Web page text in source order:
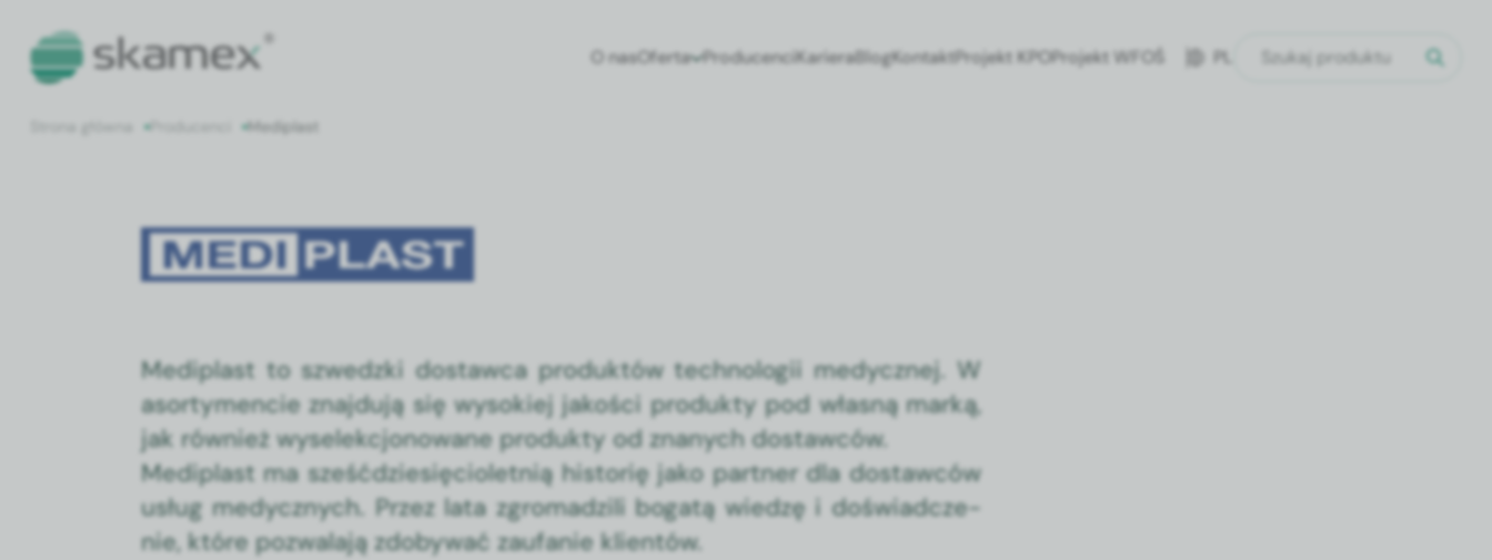
O nasOferta ProducenciKarieraBlogKontaktProjekt KPOProjekt WFOŚ PL
Producenci Mediplast
Mediplast
Mediplast to szwedz­ki dostaw­ca pro­duk­tów tech­nologii medy­cznej. W
asorty­men­cie zna­j­du­ją się wysok­iej jakoś­ci pro­duk­ty pod włas­ną marką,
jak również wyse­lekcjonowane pro­duk­ty od znanych dostaw­ców.
Mediplast ma sześćdziesię­ci­o­let­nią his­torię jako part­ner dla dostaw­ców
usług medy­cznych. Przez lata zgro­madzili bogatą wiedzę i doświad­cze­
nie, które pozwala­ją zdoby­wać zau­fanie klien­tów.